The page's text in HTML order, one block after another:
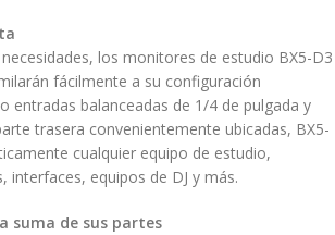
los monitores de estudio BX5-D3
fácilmente a su configuración
entradas balanceadas de 1/4 de pulgada y
trasera convenientemente ubicadas, BX5-
cualquier equipo de estudio,
interfaces, equipos de DJ y más.
suma de sus partes